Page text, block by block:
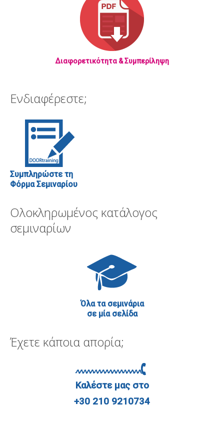
Διαφορετικότητα & Συμπερίληψη
Ενδιαφέρεστε;
Συμπληρώστε τη
Φόρμα Σεμιναρίου
Ολοκληρωμένος κατάλογος
σεμιναρίων
Όλα τα σεμινάρια
σε μία σελίδα
Έχετε κάποια απορία;
Καλέστε μας στο
+30 210 9210734